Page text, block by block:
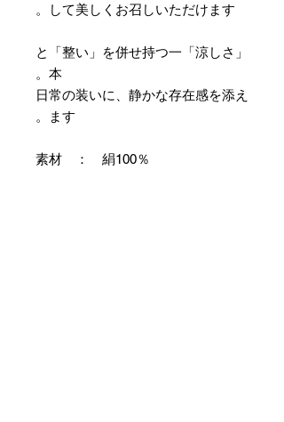
して美しくお召しいただけます。
「涼しさ」と「整い」を併せ持つ一
本。
日常の装いに、静かな存在感を添え
ます。
素材 ： 絹100％